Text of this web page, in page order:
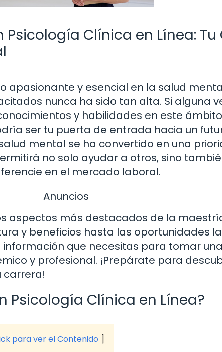
Clínica en Línea:
apasionante y esencial en la salud
nunca ha sido tan alta. Si alguna
y habilidades en este
ser tu puerta de entrada hacia un
mental se ha convertido en una
no solo ayudar a otros, sino
en el mercado laboral.
Anuncios
aspectos más destacados de la
y beneficios hasta las oportunidades
que necesitas para tomar
y profesional. ¡Prepárate para
Psicología Clínica en Línea?
para ver el Contenido